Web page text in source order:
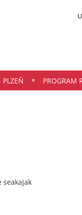
PLZEŇ PROGRAM
seakajak